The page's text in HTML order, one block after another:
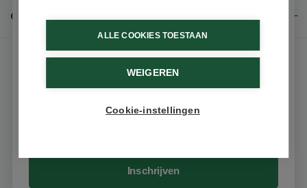
Contact
9.6 / 10 (531 beoordelingen)
ALLE COOKIES TOESTAAN
WEIGEREN
Cookie-instellingen
Schrijf je in voor onze nieuwsbrief
Ontvang als eerste de beste aanbiedingen en persoonlijk
advies
Inschrijven